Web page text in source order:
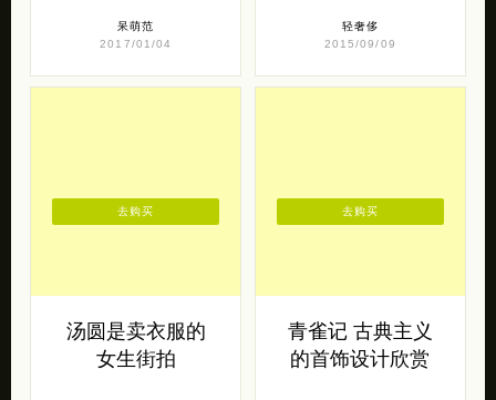
呆萌范
2017/01/04
轻奢侈
2015/09/09
汤圆是卖衣服的
女生街拍
去购买
青雀记 古典主义
的首饰设计欣赏
去购买